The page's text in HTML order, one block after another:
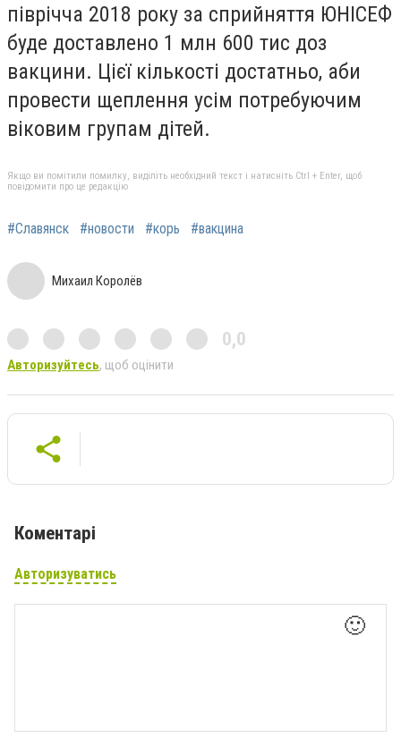
піврічча 2018 року за сприйняття ЮНІСЕФ
буде доставлено 1 млн 600 тис доз
вакцини. Цієї кількості достатньо, аби
провести щеплення усім потребуючим
віковим групам дітей.
Якщо ви помітили помилку, виділіть необхідний текст і натисніть Ctrl + Enter, щоб
повідомити про це редакцію
#Славянск #новости #корь #вакцина
Михаил Королёв
0,0
Авторизуйтесь, щоб оцінити
Коментарі
Авторизуватись
🙂